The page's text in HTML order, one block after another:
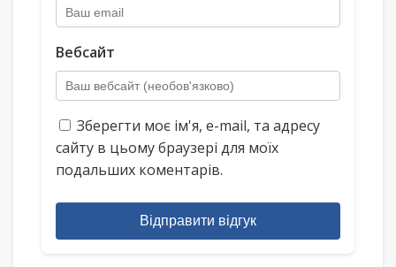
Вебсайт
Зберегти моє ім'я, e-mail, та адресу
сайту в цьому браузері для моїх
подальших коментарів.
Відправити відгук